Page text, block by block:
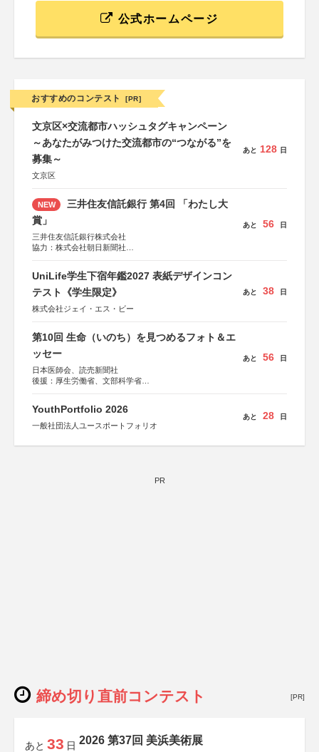
公式ホームページ
おすすめのコンテスト [PR]
文京区×交流都市ハッシュタグキャンペーン
～あなたがみつけた交流都市の“つながる”を
募集～
文京区
あと 128 日
NEW
三井住友信託銀行 第4回 「わたし大
賞」
三井住友信託銀行株式会社
協力：株式会社朝日新聞社
あと 56 日
UniLife学生下宿年鑑2027 表紙デザインコン
テスト《学生限定》
株式会社ジェイ・エス・ビー
あと 38 日
第10回 生命（いのち）を見つめるフォト＆エ
ッセー
日本医師会、読売新聞社
後援：厚生労働省、文部科学省
あと 56 日
YouthPortfolio 2026
一般社団法人ユースポートフォリオ
あと 28 日
PR
締め切り直前コンテスト [PR]
あと 33 日 2026 第37回 美浜美術展